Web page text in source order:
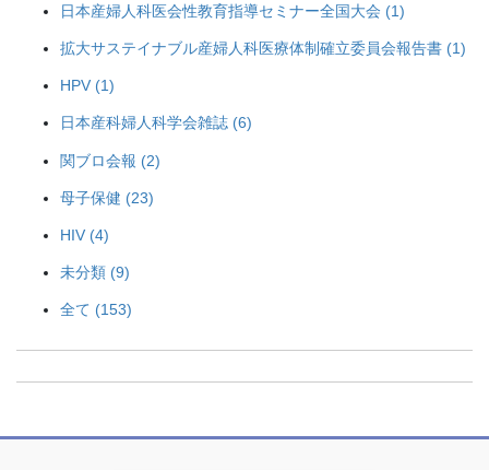
日本産婦人科医会性教育指導セミナー全国大会 (1)
拡大サステイナブル産婦人科医療体制確立委員会報告書 (1)
HPV (1)
日本産科婦人科学会雑誌 (6)
関ブロ会報 (2)
母子保健 (23)
HIV (4)
未分類 (9)
全て (153)